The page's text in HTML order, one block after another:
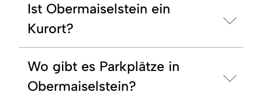
Ist Obermaiselstein ein
Kurort?
Wo gibt es Parkplätze in
Obermaiselstein?